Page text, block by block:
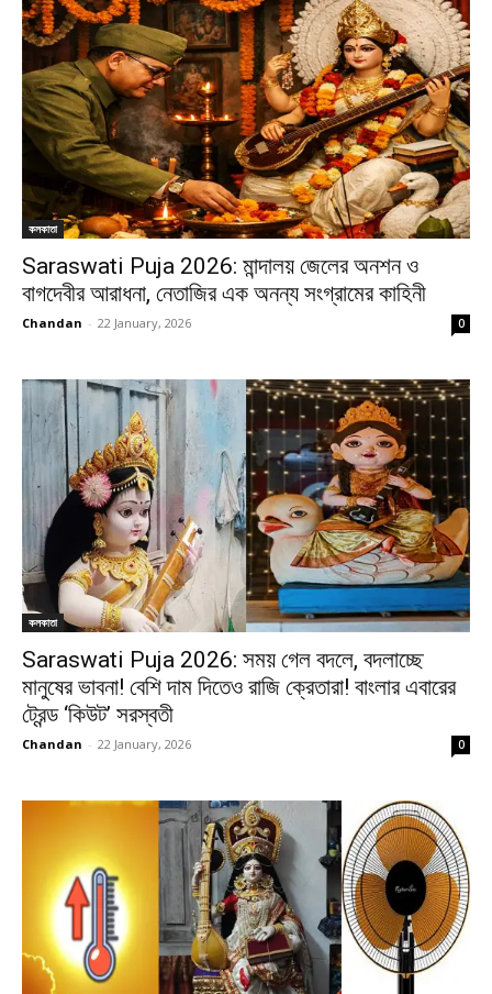
কলকাতা
Saraswati Puja 2026: মান্দালয় জেলের অনশন ও
বাগদেবীর আরাধনা, নেতাজির এক অনন্য সংগ্রামের কাহিনী
Chandan - 22 January, 2026 0
কলকাতা
Saraswati Puja 2026: সময় গেল বদলে, বদলাচ্ছে
মানুষের ভাবনা! বেশি দাম দিতেও রাজি ক্রেতারা! বাংলার এবারের
ট্রেন্ড ‘কিউট’ সরস্বতী
Chandan - 22 January, 2026 0